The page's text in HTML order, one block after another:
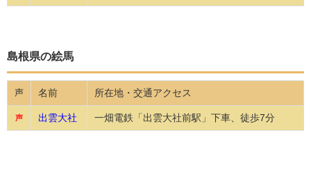
島根県の絵馬
声 名前 所在地・交通アクセス
声 出雲大社 一畑電鉄「出雲大社前駅」下車、徒歩7分